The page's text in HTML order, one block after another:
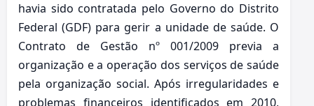
havia sido contratada pelo Governo do Distrito
Federal (GDF) para gerir a unidade de saúde. O
Contrato de Gestão nº 001/2009 previa a
organização e a operação dos serviços de saúde
pela organização social. Após irregularidades e
problemas financeiros identificados em 2010,